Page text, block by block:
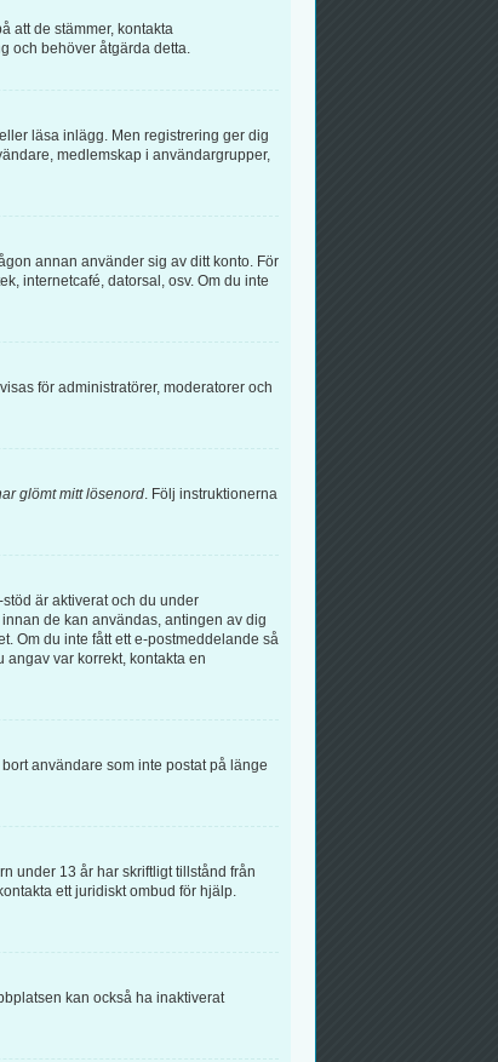
att de stämmer, kontakta
och behöver åtgärda detta.
läsa inlägg. Men registrering ger dig
medlemskap i användargrupper,
annan använder sig av ditt konto. För
internetcafé, datorsal, osv. Om du inte
för administratörer, moderatorer och
glömt mitt lösenord. Följ instruktionerna
är aktiverat och du under
de kan användas, antingen av dig
Om du inte fått ett e-postmeddelande så
angav var korrekt, kontakta en
användare som inte postat på länge
under 13 år har skriftligt tillstånd från
ett juridiskt ombud för hjälp.
kan också ha inaktiverat